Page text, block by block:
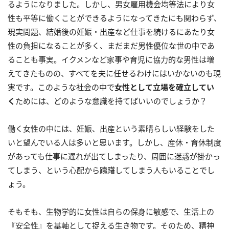
るようになりました。しかし、男女雇用機会均等法により女
性も平等に働くことができるようになってきたにも関わらず、
現実問題、結婚後の妊娠・出産など仕事を続けるにあたり女
性の負担になることが多く、まだまだ男性優位な世の中であ
ることも事実。イクメンなど家事や育児に協力的な男性は増
えてきたものの、すべてを夫に任せるわけにはいかないのも現
実です。このような社会の中で女性として立場を確立してい
く ためには、どのような意識を持てばいいのでしょうか？
働く女性の中には、妊娠、出産という素晴らしい経験をした
いと望んでいる人は多いと思います。しかし、産休・育休制度
があっても仕事に遅れが出てしまったり、周囲に迷惑が掛かっ
てしまう、という心配から躊躇してしまう人もいることでし
ょう。
そもそも、生物学的に女性は自らの保身に敏感で、生活上の
『安全性』を基軸として捉える生き物です。そのため、精神